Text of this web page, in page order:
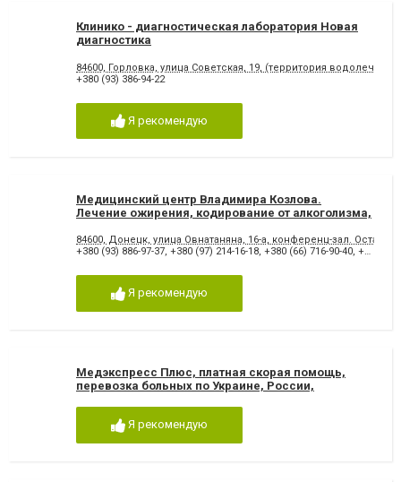
Клинико - диагностическая лаборатория Новая
диагностика
84600, Горловка, улица Советская, 19, (территория
+380 (93) 386-94-22
Я рекомендую
Медицинский центр Владимира Козлова.
Лечение ожирения, кодирование от алкоголизма,
84600, Донецк, улица Овнатаняна, 16-а, конференц-зал.
+380 (93) 886-97-37, +380 (97) 214-16-18, +380 (66) 716-90-40, +380 (62) 213-10-15
Я рекомендую
Медэкспресс Плюс, платная скорая помощь,
перевозка больных по Украине, России,
Я рекомендую